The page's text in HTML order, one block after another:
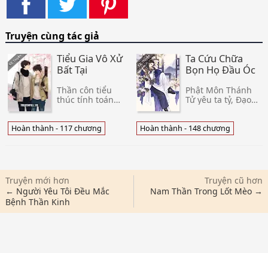
Truyện cùng tác giả
Tiểu Gia Vô Xử
Bất Tại
Thần côn tiểu
thúc tính toán
không sống quá
tuổi 25. Vì vậy qua
Lâm U đã sẵn
Lâ
Hoàn thành - 117 chương
Ta Cứu Chữa
Bọn Họ Đầu Óc
Phật Môn Thánh
Tử yêu ta tỷ, Đạo
ta tỷ, Yêu Giới
thiếu chủ yêu ta
tỷ, Ma Giới lão đại
Hoàn thành - 148 chương
Truyện mới hơn
← Người Yêu Tôi Đều Mắc
Bệnh Thần Kinh
Truyện cũ hơn
Nam Thần Trong Lốt Mèo →